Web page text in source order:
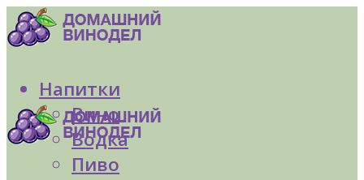
Напитки
Вино
Водка
Пиво